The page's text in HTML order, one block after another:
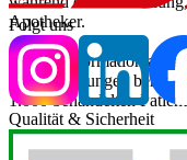
Apotheker.
Für die Information an
Nebenwirkungen
1.000 behandelten
Folgt uns
Qualität & Sicherheit